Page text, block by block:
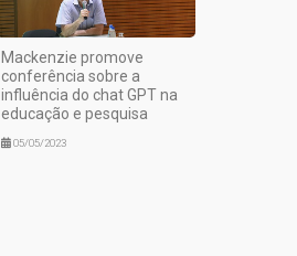
Mackenzie promove
conferência sobre a
influência do chat GPT na
educação e pesquisa
05/05/2023